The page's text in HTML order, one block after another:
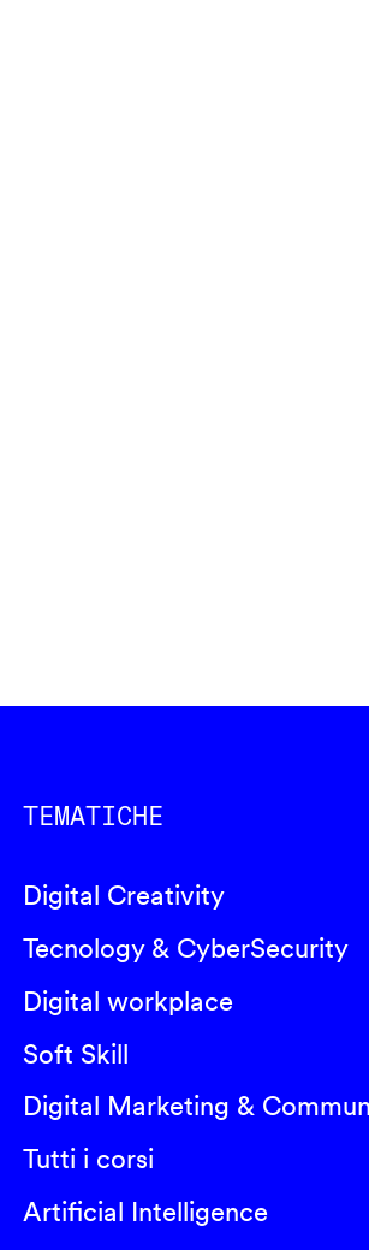
TEMATICHE
Digital Creativity
Tecnology & CyberSecurity
Digital workplace
Soft Skill
Digital Marketing &
Tutti i corsi
Artificial Intelligence